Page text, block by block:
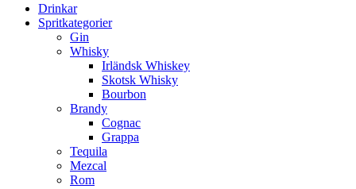
Drinkar
Spritkategorier
Gin
Whisky
Irländsk Whiskey
Skotsk Whisky
Bourbon
Brandy
Cognac
Grappa
Tequila
Mezcal
Rom